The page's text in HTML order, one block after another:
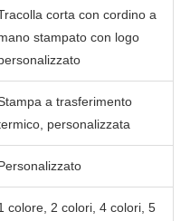
corta con cordino a
stampato con logo
a trasferimento
personalizzata
colore, 2 colori, 4 colori, 5